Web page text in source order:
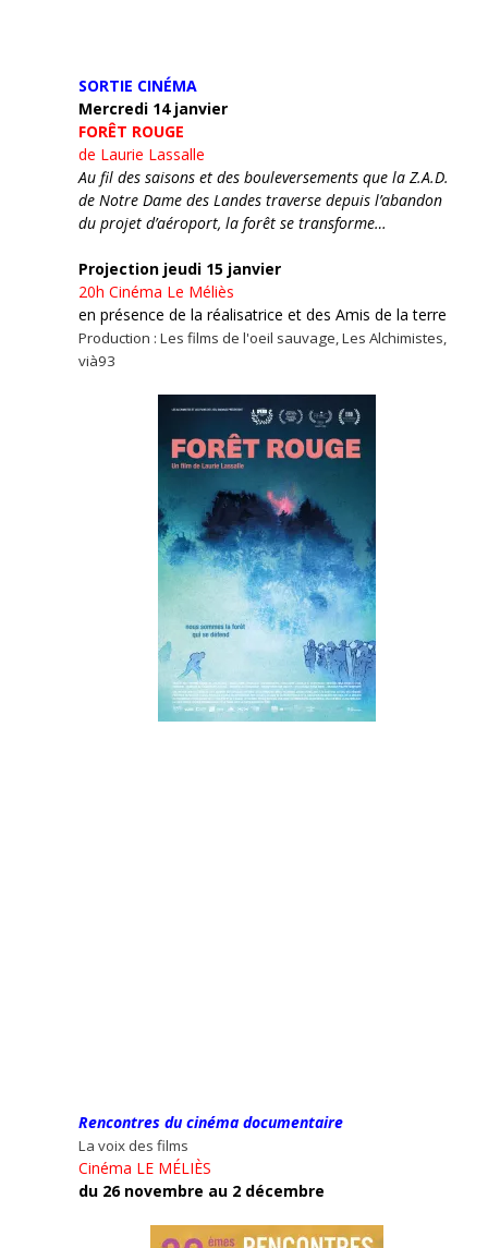
SORTIE CINÉMA
Mercredi 14 janvier
FORÊT ROUGE
de Laurie Lassalle
Au fil des saisons et des bouleversements que la Z.A.D.
de Notre Dame des Landes traverse depuis l’abandon
du projet d’aéroport, la forêt se transforme…
Projection jeudi 15 janvier
20h Cinéma Le Méliès
en présence de la réalisatrice et des Amis de la terre
Production : Les films de l'oeil sauvage, Les Alchimistes,
vià93
Rencontres du cinéma documentaire
La voix des films
Cinéma LE MÉLIÈS
du 26 novembre au 2 décembre